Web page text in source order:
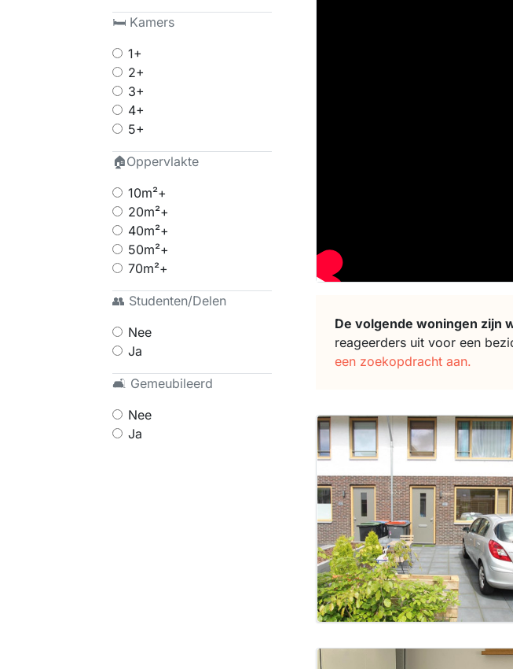
🛏 Kamers
1+
2+
3+
4+
5+
🏠Oppervlakte
10m²+
20m²+
40m²+
50m²+
70m²+
👥 Studenten/Delen
Nee
Ja
🛋 Gemeubileerd
Nee
Ja
De volgende woningen zijn
reageerders uit voor een
een zoekopdracht aan.